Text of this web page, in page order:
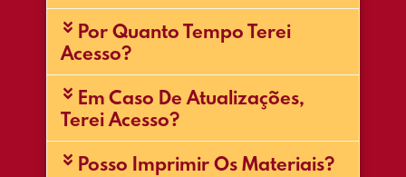
Por Quanto Tempo Terei
Acesso?
Em Caso De Atualizações,
Terei Acesso?
Posso Imprimir Os Materiais?